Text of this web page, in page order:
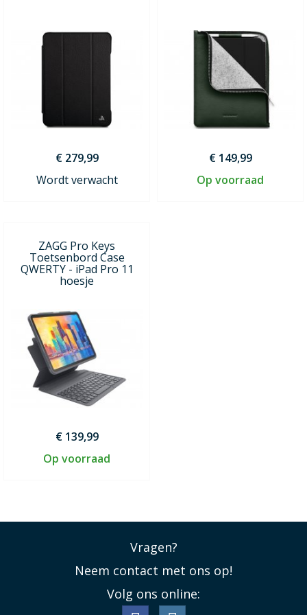
€ 279,99
Wordt verwacht
€ 149,99
Op voorraad
ZAGG Pro Keys
Toetsenbord Case
QWERTY - iPad Pro 11
hoesje
€ 139,99
Op voorraad
Vragen?
Neem contact met ons op!
Volg ons online: